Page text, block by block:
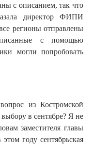
с описанием, так что
директор ФИПИ
регионы отправлены
с помощью
могли попробовать
из Костромской
в сентябре? Я не
заместителя главы
году сентябрьская